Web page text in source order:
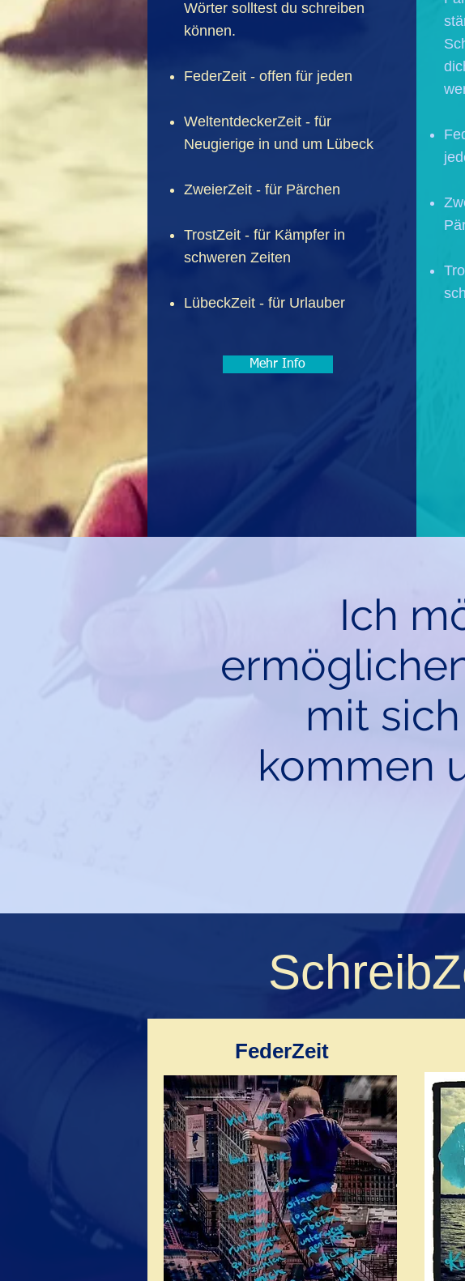
Wörter solltest du schreiben
können.
FederZeit - offen für jeden
WeltentdeckerZeit - für
Neugierige in und um Lübeck
ZweierZeit - für Pärchen
TrostZeit - für Kämpfer in
schweren Zeiten
LübeckZeit - für Urlauber ​
Mehr Info
Ich
mit
kommen
FederZeit